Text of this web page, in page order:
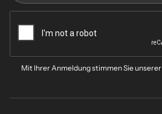
Mit Ihrer Anmeldung stimmen Sie unserer